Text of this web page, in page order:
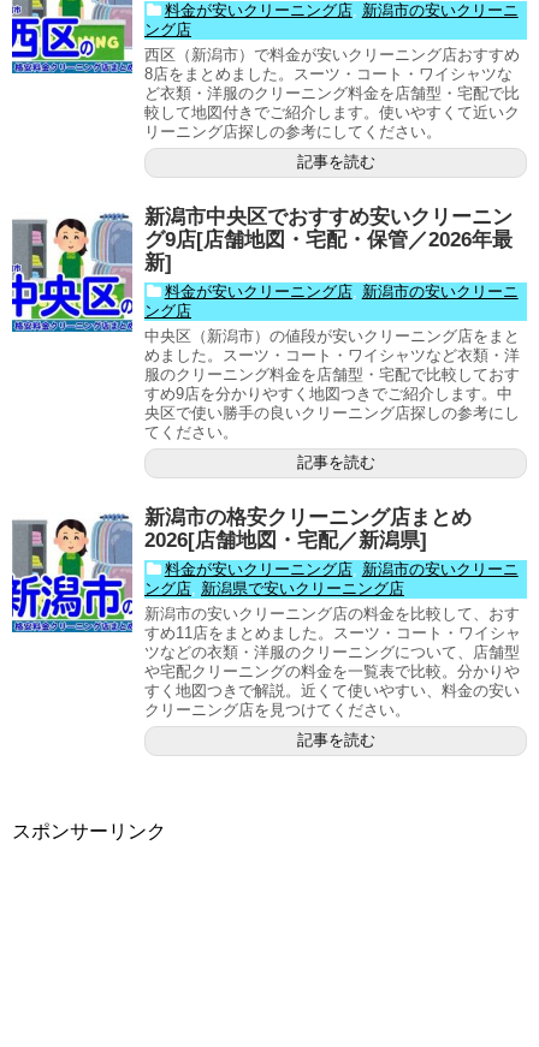
料金が安いクリーニング店, 新潟市の安いクリーニ
ング店
西区（新潟市）で料金が安いクリーニング店おすすめ
8店をまとめました。スーツ・コート・ワイシャツな
ど衣類・洋服のクリーニング料金を店舗型・宅配で比
較して地図付きでご紹介します。使いやすくて近いク
リーニング店探しの参考にしてください。
記事を読む
新潟市中央区でおすすめ安いクリーニン
グ9店[店舗地図・宅配・保管／2026年最
新]
料金が安いクリーニング店, 新潟市の安いクリーニ
ング店
中央区（新潟市）の値段が安いクリーニング店をまと
めました。スーツ・コート・ワイシャツなど衣類・洋
服のクリーニング料金を店舗型・宅配で比較しておす
すめ9店を分かりやすく地図つきでご紹介します。中
央区で使い勝手の良いクリーニング店探しの参考にし
てください。
記事を読む
新潟市の格安クリーニング店まとめ
2026[店舗地図・宅配／新潟県]
料金が安いクリーニング店, 新潟市の安いクリーニ
ング店, 新潟県で安いクリーニング店
新潟市の安いクリーニング店の料金を比較して、おす
すめ11店をまとめました。スーツ・コート・ワイシャ
ツなどの衣類・洋服のクリーニングについて、店舗型
や宅配クリーニングの料金を一覧表で比較。分かりや
すく地図つきで解説。近くて使いやすい、料金の安い
クリーニング店を見つけてください。
記事を読む
スポンサーリンク